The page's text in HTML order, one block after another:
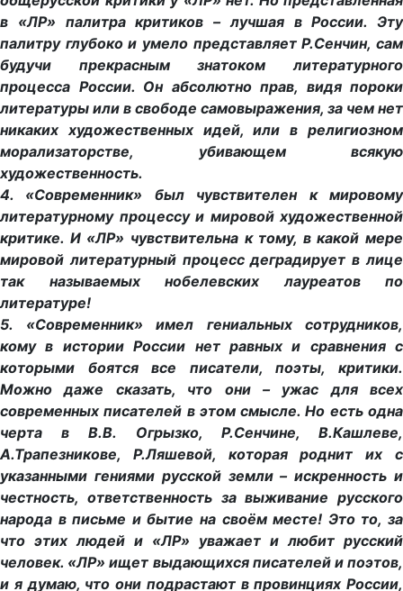
в «ЛР» палитра критиков – лучшая в России. Эту
палитру глубоко и умело представляет Р.Сенчин, сам
будучи прекрасным знатоком литературного
процесса России. Он абсолютно прав, видя пороки
литературы или в свободе самовыражения, за чем нет
никаких художественных идей, или в религиозном
морализаторстве, убивающем всякую
художественность.
4. «Современник» был чувствителен к мировому
литературному процессу и мировой художественной
критике. И «ЛР» чувствительна к тому, в какой мере
мировой литературный процесс деградирует в лице
так называемых нобелевских лауреатов по
литературе!
5. «Современник» имел гениальных сотрудников,
кому в истории России нет равных и сравнения с
которыми боятся все писатели, поэты, критики.
Можно даже сказать, что они – ужас для всех
современных писателей в этом смысле. Но есть одна
черта в В.В. Огрызко, Р.Сенчине, В.Кашлеве,
А.Трапезникове, Р.Ляшевой, которая роднит их с
указанными гениями русской земли – искренность и
честность, ответственность за выживание русского
народа в письме и бытие на своём месте! Это то, за
что этих людей и «ЛР» уважает и любит русский
человек. «ЛР» ищет выдающихся писателей и поэтов,
и я думаю, что они подрастают в провинциях России,